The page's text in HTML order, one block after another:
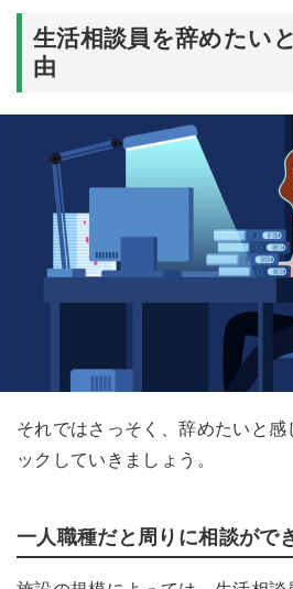
生活相談員を辞めたい
由
それではさっそく、辞めたいと感
ックしていきましょう。
一人職種だと周りに相談がで